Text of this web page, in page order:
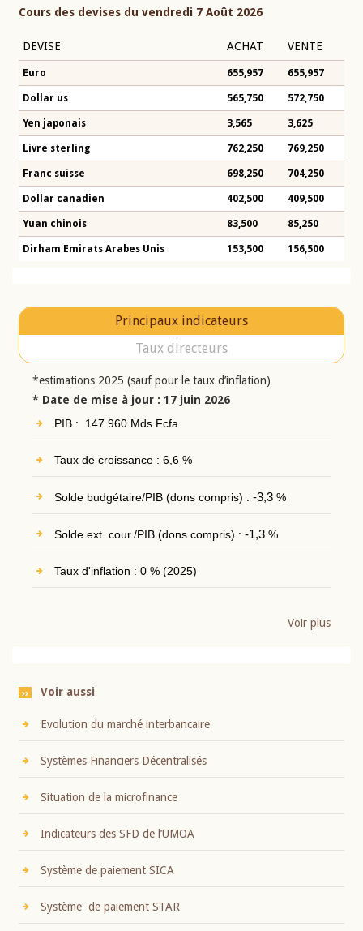
Cours des devises du vendredi 7 Août 2026
DEVISE ACHAT VENTE
Euro 655,957 655,957
Dollar us 565,750 572,750
Yen japonais 3,565 3,625
Livre sterling 762,250 769,250
Franc suisse 698,250 704,250
Dollar canadien 402,500 409,500
Yuan chinois 83,500 85,250
Dirham Emirats Arabes Unis 153,500 156,500
Principaux indicateurs
Taux directeurs
*estimations 2025 (sauf pour le taux d’inflation)
* Date de mise à jour : 17 juin 2026
PIB : 147 960 Mds Fcfa
Taux de croissance : 6,6 %
Solde budgétaire/PIB (dons compris) : -3,3%
Solde ext. cour./PIB (dons compris) : -1,3%
Taux d'inflation : 0 % (2025)
Voir plus
Voir aussi
Evolution du marché interbancaire
Systèmes Financiers Décentralisés
Situation de la microfinance
Indicateurs des SFD de l’UMOA
Système de paiement SICA
Système de paiement STAR